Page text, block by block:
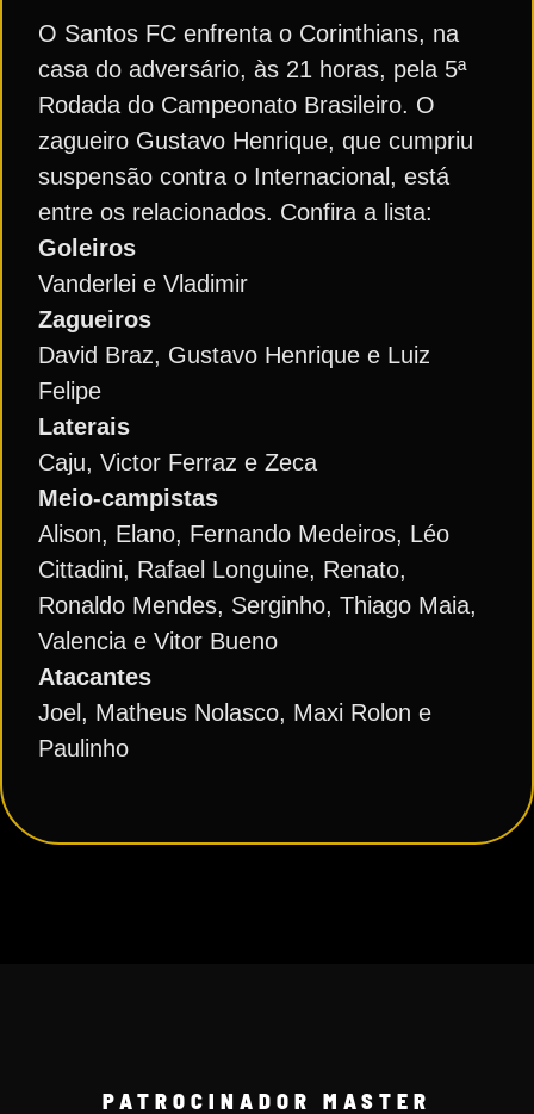
O Santos FC enfrenta o Corinthians, na
casa do adversário, às 21 horas, pela 5ª
Rodada do Campeonato Brasileiro. O
zagueiro Gustavo Henrique, que cumpriu
suspensão contra o Internacional, está
entre os relacionados. Confira a lista:
Goleiros
Vanderlei e Vladimir
Zagueiros
David Braz, Gustavo Henrique e Luiz
Felipe
Laterais
Caju, Victor Ferraz e Zeca
Meio-campistas
Alison, Elano, Fernando Medeiros, Léo
Cittadini, Rafael Longuine, Renato,
Ronaldo Mendes, Serginho, Thiago Maia,
Valencia e Vitor Bueno
Atacantes
Joel, Matheus Nolasco, Maxi Rolon e
Paulinho
PATROCINADOR MASTER